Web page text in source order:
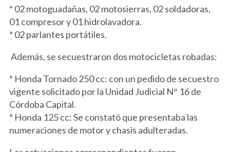
* 02 motoguadañas, 02 motosierras, 02 soldadoras,
01 compresor y 01 hidrolavadora.
* 02 parlantes portátiles.
Además, se secuestraron dos motocicletas robadas:
* Honda Tornado 250 cc: con un pedido de secuestro
vigente solicitado por la Unidad Judicial N° 16 de
Córdoba Capital.
* Honda 125 cc: Se constató que presentaba las
numeraciones de motor y chasis adulteradas.